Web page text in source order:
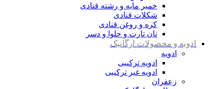
خمیر مایه و رشته قنادی
شکلات قنادی
کره و روغن قنادی
نان تارت و حلوا و دسر
ادویه و محصولات ارگانیک
ادویه
ادویه ترکیبی
ادویه غیر ترکیبی
زعفران